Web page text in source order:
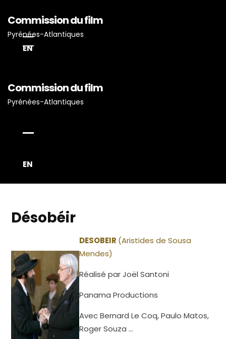
Commission du film
Pyrénées-Atlantiques
EN
Commission du film
Pyrénées-Atlantiques
EN
Accueil
Actualités
Désobéir
DESOBEIR (Aristides de Sousa
Mendes)
Réalisé par Joël Santoni
Panama Productions
Avec Bernard Le Coq, Paulo Matos,
Roger Souza …